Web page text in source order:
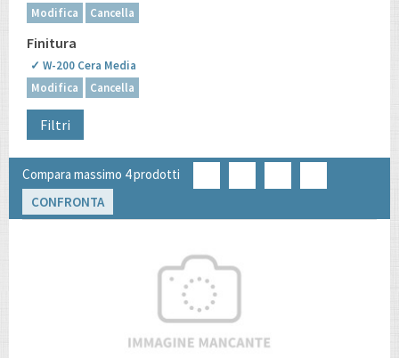
Modifica
Cancella
Finitura
✓ W-200 Cera Media
Modifica
Cancella
Filtri
Compara massimo 4 prodotti
CONFRONTA